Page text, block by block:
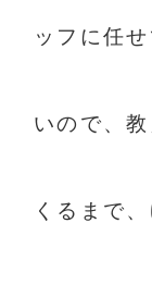
ッフに任
・授乳
いので、
・上の
くるまで
・ゆっ